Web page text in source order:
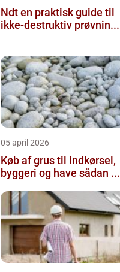
Ndt en praktisk guide til
ikke-destruktiv prøvnin...
05 april 2026
Køb af grus til indkørsel,
byggeri og have sådan ...